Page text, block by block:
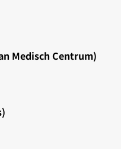
Medisch Centrum)